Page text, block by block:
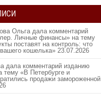
Ольга дала комментарий
Личные финансы» на тему
поставят на контроль: что
кошелька» 23.07.2026
дала комментарий изданию
тему «В Петербурге и
продажи замороженной